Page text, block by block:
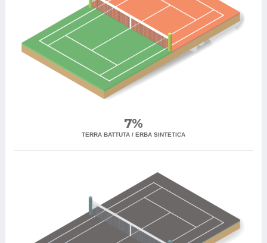
7%
TERRA BATTUTA / ERBA SINTETICA